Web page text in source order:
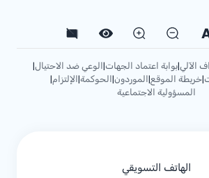
الآلي|بوابة اعتماد الجهات|الوعي ضد الاحتيال|
|خريطة الموقع|الموردون|الحوكمة|الإلتزام|
المسؤولية الاجتماعية
الهاتف التسويقي